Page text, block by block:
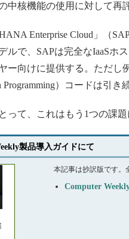
中核機能の使用に対して再
Enterprise Cloud」（
ルで、SAPは完全なIaaSホ
ー向けに提供する。ただし
Programming）コードは引
て、これはもう1つの課題
製品導入ガイドにて
本記事は抄訳版です。
Computer